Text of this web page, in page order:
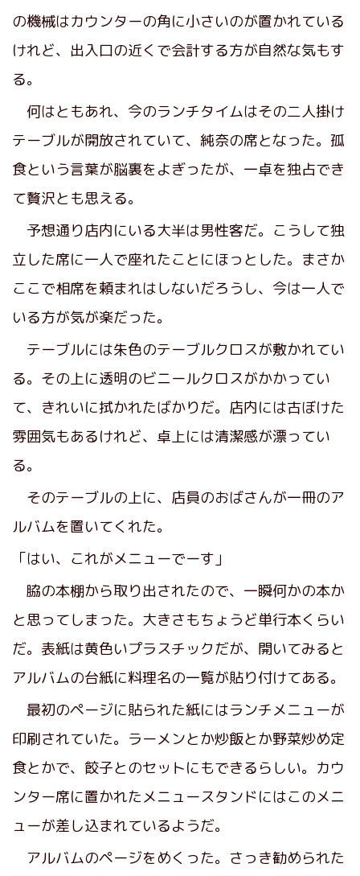
の機械はカウンターの角に小さいのが置かれている
けれど、出入口の近くで会計する方が自然な気もす
る。
何はともあれ、今のランチタイムはその二人掛け
テーブルが開放されていて、純奈の席となった。孤
食という言葉が脳裏をよぎったが、一卓を独占でき
て贅沢とも思える。
予想通り店内にいる大半は男性客だ。こうして独
立した席に一人で座れたことにほっとした。まさか
ここで相席を頼まれはしないだろうし、今は一人で
いる方が気が楽だった。
テーブルには朱色のテーブルクロスが敷かれてい
る。その上に透明のビニールクロスがかかってい
て、きれいに拭かれたばかりだ。店内には古ぼけた
雰囲気もあるけれど、卓上には清潔感が漂ってい
る。
そのテーブルの上に、店員のおばさんが一冊のア
ルバムを置いてくれた。
「はい、これがメニューでーす」
脇の本棚から取り出されたので、一瞬何かの本か
と思ってしまった。大きさもちょうど単行本くらい
だ。表紙は黄色いプラスチックだが、開いてみると
アルバムの台紙に料理名の一覧が貼り付けてある。
最初のページに貼られた紙にはランチメニューが
印刷されていた。ラーメンとか炒飯とか野菜炒め定
食とかで、餃子とのセットにもできるらしい。カウ
ンター席に置かれたメニュースタンドにはこのメニ
ューが差し込まれているようだ。
アルバムのページをめくった。さっき勧められた